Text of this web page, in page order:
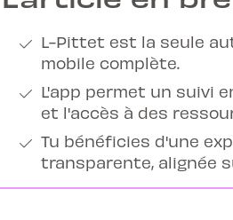
L-Pittet est la seule
mobile complète.
L'app permet un suivi
et l'accès à des
Tu bénéficies d'une
transparente, alignée